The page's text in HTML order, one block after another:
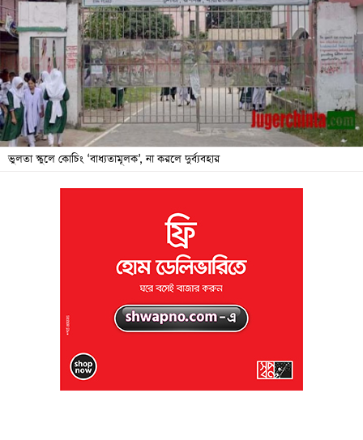
নগরের
বাইরে
আদালতপাড়া
জনদুর্ভোগ
বিশেষ
সংবাদ
ভুলতা স্কুলে কোচিং ‘বাধ্যতামূলক’, না করলে দুর্ব্যবহার